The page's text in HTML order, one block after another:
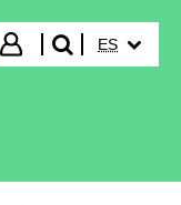
Iniciar sesión
buscar"
ES